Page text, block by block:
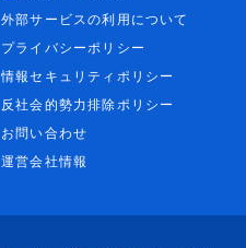
外部サービスの利用について
プライバシーポリシー
情報セキュリティポリシー
反社会的勢力排除ポリシー
お問い合わせ
運営会社情報